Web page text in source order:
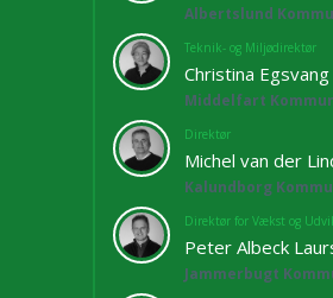
Albertslund
Teknik- og Miljødirektør
Christina Egsvang
Middelfart
Direktør
Michel van der
Kalundborg
Direktør for Vækst og
Peter Albeck
Jammerbugt